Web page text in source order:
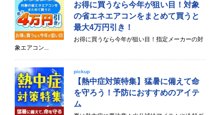
お得に買うなら今年が狙い目！対象
の省エネエアコンをまとめて買うと
最大4万円引き！
お得に買うなら今年が狙い目！指定メーカーの対
象エアコン...
pickup
【熱中症対策特集】猛暑に備えて命
を守ろう！予防におすすめのアイテ
ム